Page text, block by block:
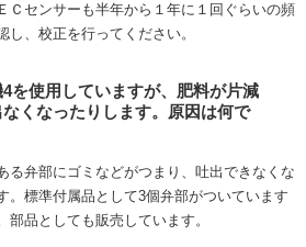
Ｃセンサーも半年から１年に１回ぐらいの頻
し、校正を行ってください。
を使用していますが、肥料が片減
くなったりします。原因は何で
る弁部にゴミなどがつまり、吐出できなくな
。標準付属品として3個弁部がついています
部品としても販売しています。